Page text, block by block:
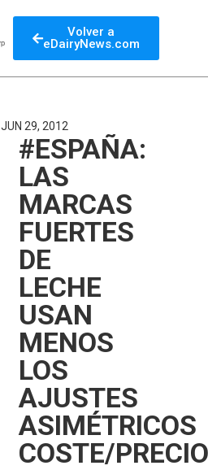
Volver a
eDairyNews.com
JUN 29, 2012
#ESPAÑA:
LAS
MARCAS
FUERTES
DE
LECHE
USAN
MENOS
LOS
AJUSTES
ASIMÉTRICOS
COSTE/PRECIO